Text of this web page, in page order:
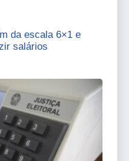
da escala 6×1 e
salários